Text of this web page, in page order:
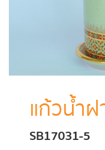
แก้วน้ำ
SB17031-5